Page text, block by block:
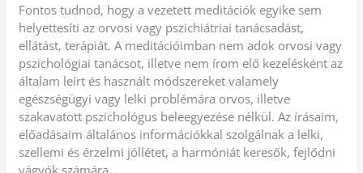
Fontos tudnod, hogy a vezetett meditációk egyike sem
helyettesíti az orvosi vagy pszichiátriai tanácsadást,
ellátást, terápiát. A meditációimban nem adok orvosi vagy
pszichológiai tanácsot, illetve nem írom elő kezelésként az
általam leírt és használt módszereket valamely
egészségügyi vagy lelki problémára orvos, illetve
szakavatott pszichológus beleegyezése nélkül. Az írásaim,
előadásaim általános információkkal szolgálnak a lelki,
szellemi és érzelmi jóllétet, a harmóniát keresők, fejlődni
vágyók számára.